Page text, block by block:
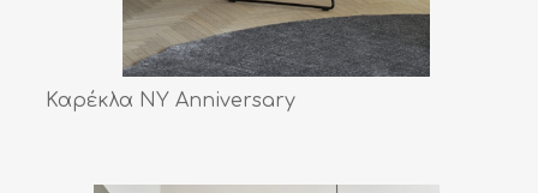
Καρέκλα NY Anniversary